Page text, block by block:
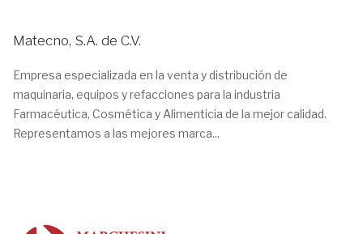
Matecno, S.A. de C.V.
Empresa especializada en la venta y distribución de
maquinaria, equipos y refacciones para la industria
Farmacéutica, Cosmética y Alimenticia de la mejor calidad.
Representamos a las mejores marca...